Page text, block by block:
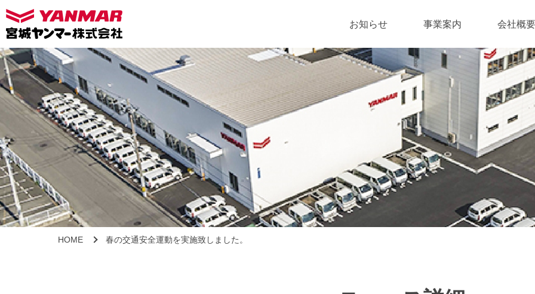
お知らせ 事業案内
マリン事業
プラント事業
会社概要
HOME 春の交通安全運動を実施致しました。